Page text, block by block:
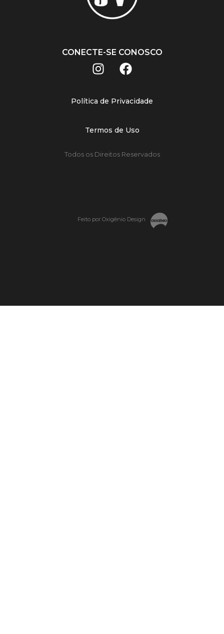
CONECTE-SE CONOSCO
Política de Privacidade
Termos de Uso
Todos os Direitos Reservados
Feito por Oxigênio Design